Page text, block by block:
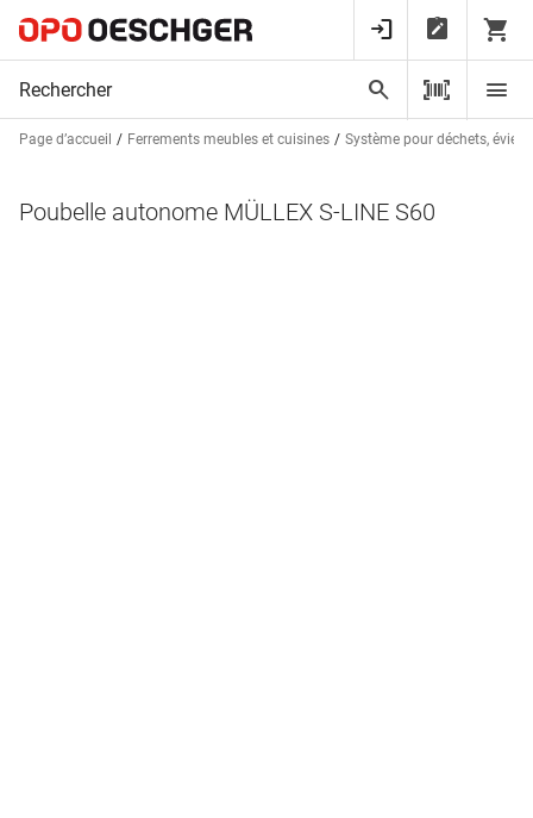
Page d’accueil Ferrements meubles et cuisines Système pour déchets,
Poubelle autonome MÜLLEX S-LINE S60